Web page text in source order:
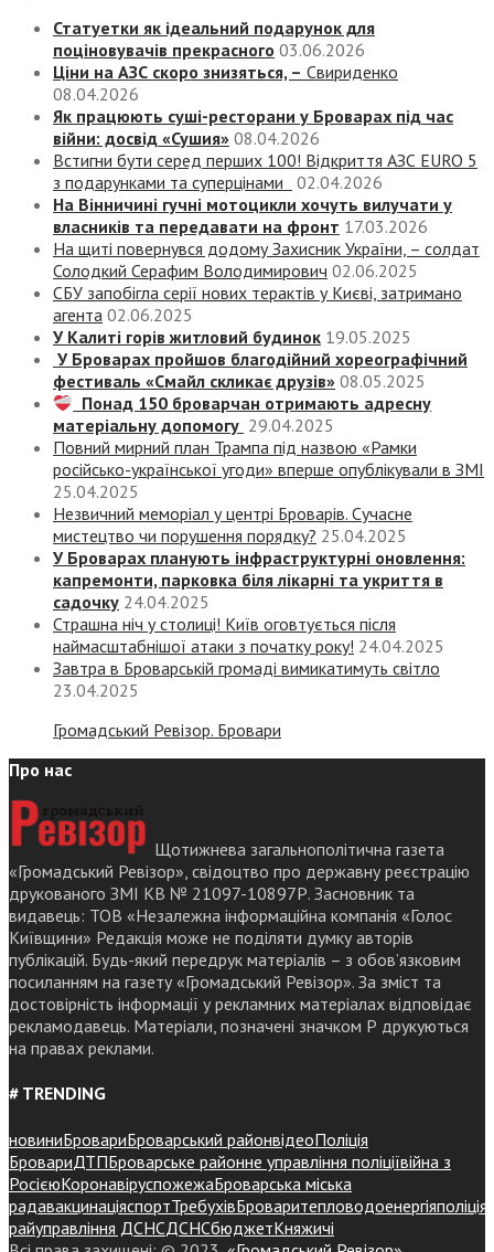
Статуетки як ідеальний подарунок для
поціновувачів прекрасного 03.06.2026
Ціни на АЗС скоро знизяться, – Свириденко
08.04.2026
Як працюють суші-ресторани у Броварах під час
війни: досвід «Сушия» 08.04.2026
Встигни бути серед перших 100! Відкриття АЗС EURO 5
з подарунками та суперцінами
02.04.2026
На Вінничині гучні мотоцикли хочуть вилучати у
власників та передавати на фронт 17.03.2026
На щиті повернувся додому Захисник України, – солдат
Солодкий Серафим Володимирович 02.06.2025
СБУ запобігла серії нових терактів у Києві, затримано
агента 02.06.2025
У Калиті горів житловий будинок 19.05.2025
У Броварах пройшов благодійний хореографічний
фестиваль «Смайл скликає друзів» 08.05.2025
Понад 150 броварчан отримають адресну
матеріальну допомогу 29.04.2025
Повний мирний план Трампа під назвою «‎Рамки
російсько-української угоди» вперше опублікували в ЗМІ
25.04.2025
Незвичний меморіал у центрі Броварів. Сучасне
мистецтво чи порушення порядку? 25.04.2025
У Броварах планують інфраструктурні оновлення:
капремонти, парковка біля лікарні та укриття в
садочку 24.04.2025
Страшна ніч у столиці! Київ оговтується після
наймасштабнішої атаки з початку року! 24.04.2025
Завтра в Броварській громаді вимикатимуть світло
23.04.2025
Громадський Ревізор. Бровари
Про нас
Щотижнева загальнополітична газета
«Громадський Ревізор», свідоцтво про державну реєстрацію
друкованого ЗМІ КВ № 21097-10897Р. Засновник та
видавець: ТОВ «Незалежна інформаційна компанія «Голос
Київщини» Редакція може не поділяти думку авторів
публікацій. Будь-який передрук матеріалів – з обов’язковим
посиланням на газету «Громадський Ревізор». За зміст та
достовірність інформації у рекламних матеріалах відповідає
рекламодавець. Матеріали, позначені значком Р друкуються
на правах реклами.
# TRENDING
новиниБровариБроварський районвідеоПоліція
БровариДТПБроварське районне управління поліціївійна з
РосієюКоронавіруспожежаБроварська міська
радавакцинаціяспортТребухівБроваритепловодоенергіяполіція
райуправління ДСНСДСНСбюджетКняжичі